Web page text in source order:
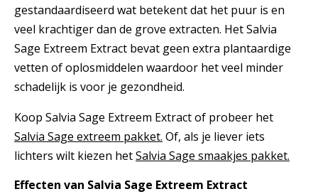
gestandaardiseerd wat betekent dat het puur is en
veel krachtiger dan de grove extracten. Het Salvia
Sage Extreem Extract bevat geen extra plantaardige
vetten of oplosmiddelen waardoor het veel minder
schadelijk is voor je gezondheid.
Koop Salvia Sage Extreem Extract of probeer het
Salvia Sage extreem pakket. Of, als je liever iets
lichters wilt kiezen hetSalvia Sage smaakjes pakket.
Effecten van Salvia Sage Extreem Extract